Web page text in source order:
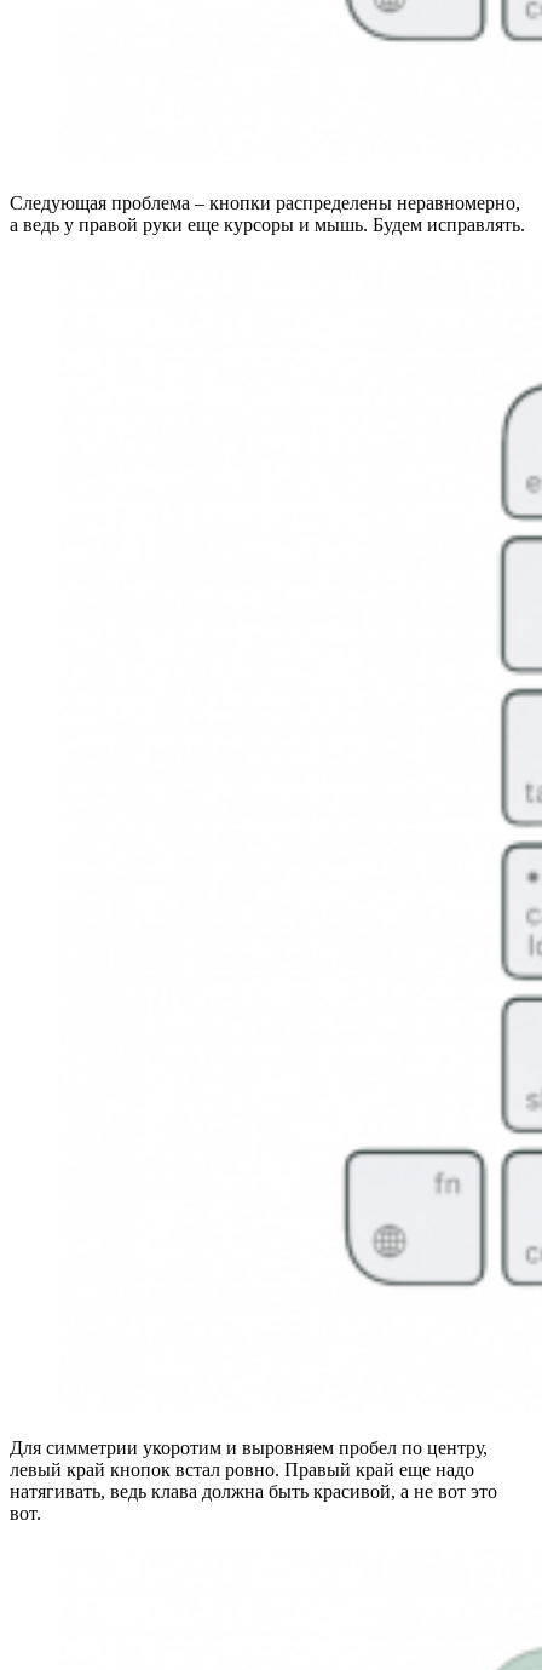
Следующая проблема – кнопки распределены неравномерно,
а ведь у правой руки еще курсоры и мышь. Будем исправлять.
Для симметрии укоротим и выровняем пробел по центру,
левый край кнопок встал ровно. Правый край еще надо
натягивать, ведь клава должна быть красивой, а не вот это
вот.